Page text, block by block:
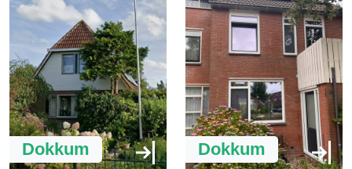
Dokkum Dokkum